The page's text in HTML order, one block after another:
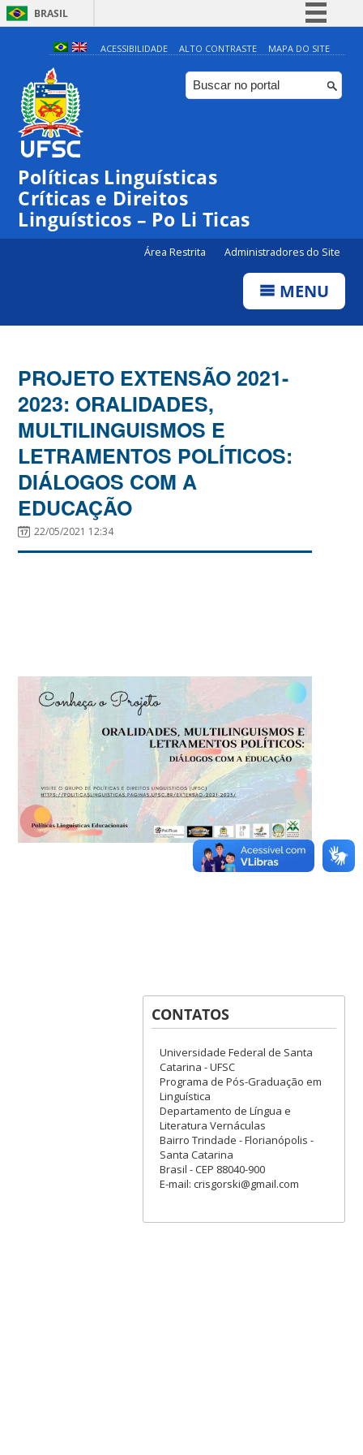
BRASIL
Simplifique!
Comunica BR
Participe
ACESSIBILIDADE ALTO CONTRASTE MAPA DO SITE
Políticas Linguísticas
Críticas e Direitos
Linguísticos – Po Li Ticas
Área Restrita Administradores do Site
MENU
PROJETO EXTENSÃO 2021-
2023: ORALIDADES,
MULTILINGUISMOS E
LETRAMENTOS POLÍTICOS:
DIÁLOGOS COM A
EDUCAÇÃO
22/05/2021 12:34
CONTATOS
Universidade Federal de Santa
Catarina - UFSC
Programa de Pós-Graduação em
Linguística
Departamento de Língua e
Literatura Vernáculas
Bairro Trindade - Florianópolis -
Santa Catarina
Brasil - CEP 88040-900
E-mail: crisgorski@gmail.com